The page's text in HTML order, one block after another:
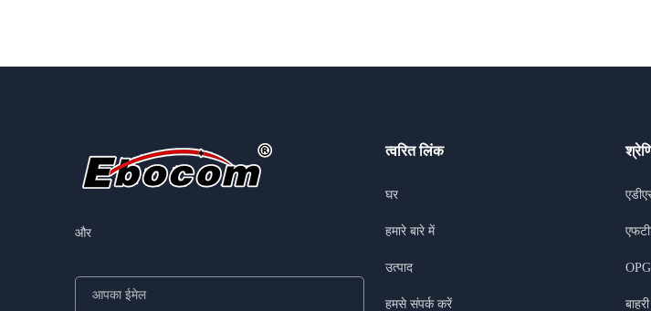
और
त्वरित लिंक
घर
हमारे बारे में
उत्पाद
हमसे संपर्क करें